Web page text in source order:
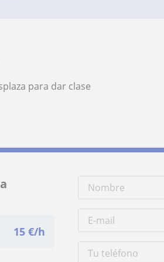
para dar clase
15 €/h